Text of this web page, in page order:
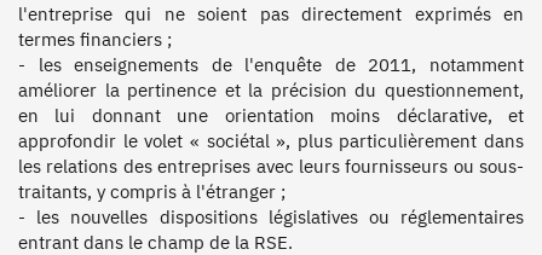
l'entreprise qui ne soient pas directement exprimés en
termes financiers ;
- les enseignements de l'enquête de 2011, notamment
améliorer la pertinence et la précision du questionnement,
en lui donnant une orientation moins déclarative, et
approfondir le volet « sociétal », plus particulièrement dans
les relations des entreprises avec leurs fournisseurs ou sous-
traitants, y compris à l'étranger ;
- les nouvelles dispositions législatives ou réglementaires
entrant dans le champ de la RSE.